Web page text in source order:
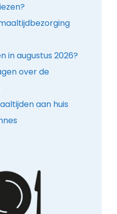
in augustus 2026?
over de
aan huis